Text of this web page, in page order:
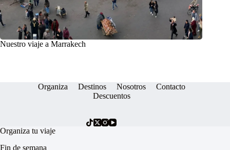
Nuestro viaje a Marrakech
Organiza Destinos Nosotros
Contacto
Descuentos
Organiza tu viaje
Fin de semana